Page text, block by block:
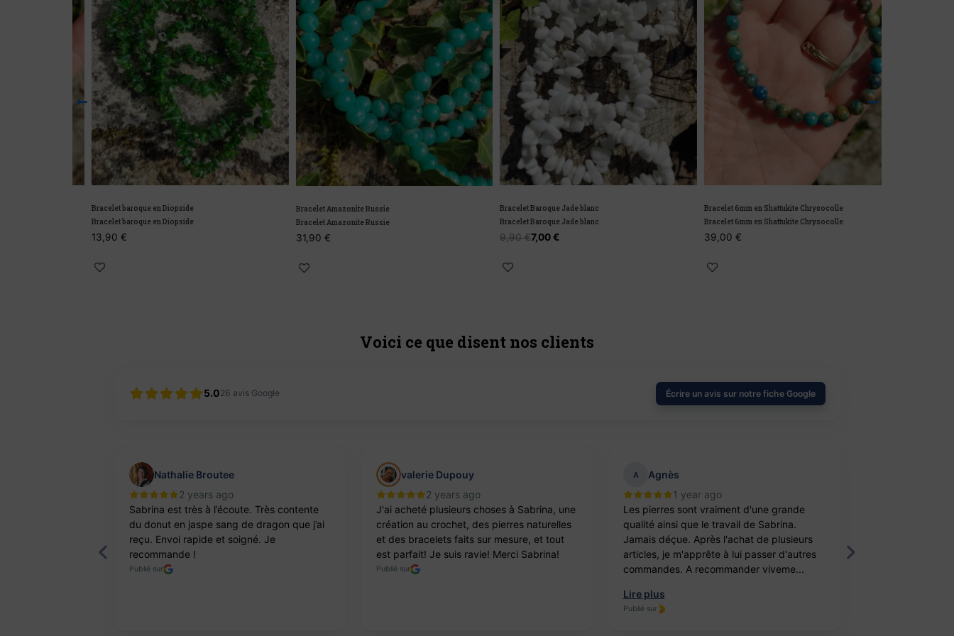
Bracelet baroque en Diopside
Bracelet baroque en Diopside
13,90 €
Bracelet Amazonite Russie
Bracelet Amazonite Russie
31,90€
Bracelet Baroque Jade blanc
Bracelet Baroque Jade blanc
9,90€7,00€
Bracelet 6mm en Shattukite Chrysocolle
Bracelet 6mm en Shattukite Chrysocolle
39,00€
Voici ce que disent nos clients
5.026 avis Google Écrire un avis sur notre fiche Google
Nathalie Broutee
2 years ago
Sabrina est très à l’écoute. Très contente
du donut en jaspe sang de dragon que j’ai
reçu. Envoi rapide et soigné. Je
recommande !
Publié sur
valerie Dupouy
2 years ago
J'ai acheté plusieurs choses à Sabrina, une
création au crochet, des pierres naturelles
et des bracelets faits sur mesure, et tout
est parfait! Je suis ravie! Merci Sabrina!
Publié sur
A
Agnès
1 year ago
Les pierres sont vraiment d'une grande
qualité ainsi que le travail de Sabrina.
Jamais déçue. Après l'achat de plusieurs
articles, je m'apprête à lui passer d'autres
commandes. A recommander viveme...
Lire plus
Publié sur